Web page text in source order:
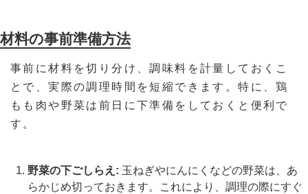
材料の事前準備方法
事前に材料を切り分け、調味料を計量しておくこ
とで、実際の調理時間を短縮できます。特に、鶏
もも肉や野菜は前日に下準備をしておくと便利で
す。
野菜の下ごしらえ: 玉ねぎやにんにくなどの野菜は、あ
らかじめ切っておきます。これにより、調理の際にすぐ